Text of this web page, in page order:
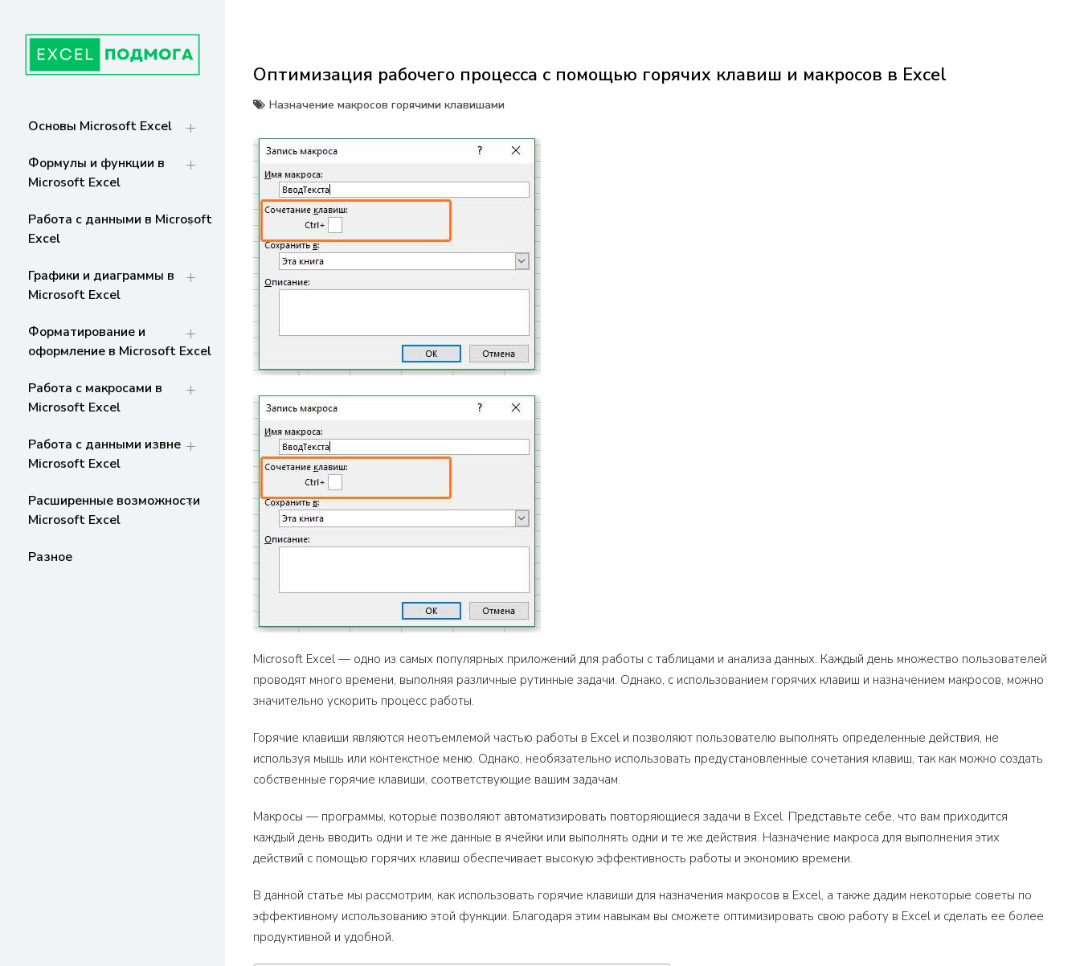
содержанию
СТРАНИЦА
путь к экспертности!
Основы Microsoft Excel
Формулы и функции в
Microsoft Excel
Работа с данными в Microsoft
Excel
Графики и диаграммы в
Microsoft Excel
Форматирование и
оформление в Microsoft Excel
Работа с макросами в
Microsoft Excel
Работа с данными извне
Microsoft Excel
Расширенные возможности
Microsoft Excel
Разное
Оптимизация рабочего процесса с помощью горячих клавиш и макросов в Excel
Назначение макросов горячими клавишами
Microsoft Excel — одно из самых популярных приложений для работы с таблицами и анализа данных. Каждый день множество пользователей
проводят много времени, выполняя различные рутинные задачи. Однако, с использованием горячих клавиш и назначением макросов, можно
значительно ускорить процесс работы.
Горячие клавиши являются неотъемлемой частью работы в Excel и позволяют пользователю выполнять определенные действия, не
используя мышь или контекстное меню. Однако, необязательно использовать предустановленные сочетания клавиш, так как можно создать
собственные горячие клавиши, соответствующие вашим задачам.
Макросы — программы, которые позволяют автоматизировать повторяющиеся задачи в Excel. Представьте себе, что вам приходится
каждый день вводить одни и те же данные в ячейки или выполнять одни и те же действия. Назначение макроса для выполнения этих
действий с помощью горячих клавиш обеспечивает высокую эффективность работы и экономию времени.
В данной статье мы рассмотрим, как использовать горячие клавиши для назначения макросов в Excel, а также дадим некоторые советы по
эффективному использованию этой функции. Благодаря этим навыкам вы сможете оптимизировать свою работу в Excel и сделать ее более
продуктивной и удобной.